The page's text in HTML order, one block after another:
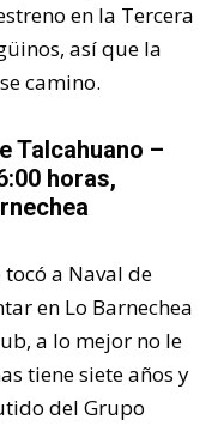
en la Tercera
así que la
camino.
Talcahuano –
horas,
a Naval de
en Lo Barnechea
a lo mejor no le
tiene siete años y
del Grupo